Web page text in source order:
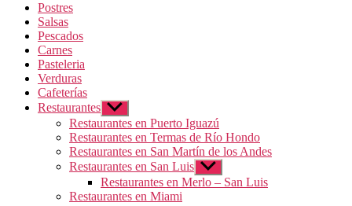
Postres
Salsas
Pescados
Carnes
Pasteleria
Verduras
Cafeterías
Restaurantes Mostrar
el
submenú
Restaurantes en Puerto Iguazú
Restaurantes en Termas de Río Hondo
Restaurantes en San Martín de los Andes
Restaurantes en San Luis Mostrar
el
submenú
Restaurantes en Merlo – San Luis
Restaurantes en Miami